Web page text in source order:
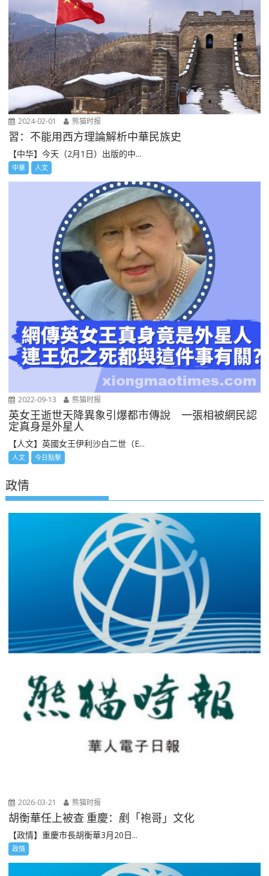
2024-02-01 熊猫时报
習：不能用西方理論解析中華民族史
【中华】今天（2月1日）出版的中...
中華 人文
2022-09-13 熊猫时报
英女王逝世天降異象引爆都市傳說 一張相被網民認
定真身是外星人
【人文】英國女王伊利沙白二世（E...
人文 今日點擊
政情
2026-03-21 熊猫时报
胡衡華任上被查 重慶：剷「袍哥」文化
【政情】重慶市長胡衡華3月20日...
政情